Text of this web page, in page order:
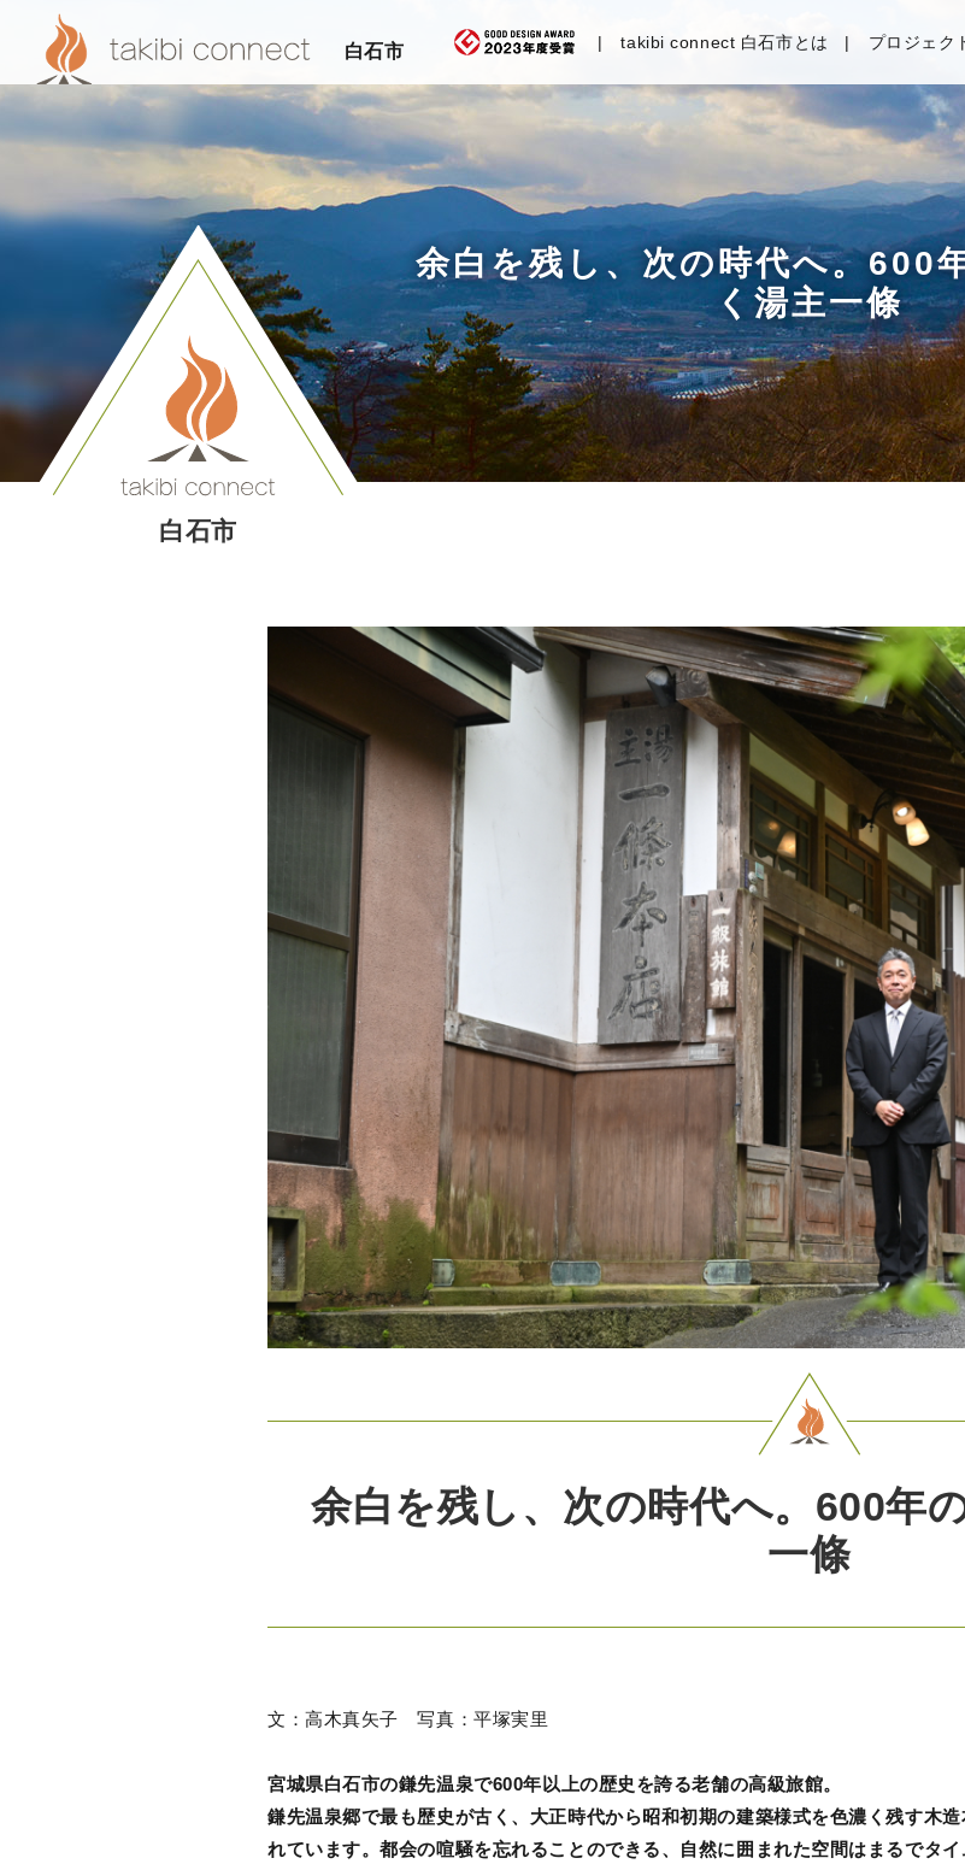
白石市 takibi connect 白石市とは プロジェク
白石市
余白を残し、次の時代へ。600
く湯主一條
余白を残し、次の時代へ。600年
一條
文：高木真矢子 写真：平塚実里
宮城県白石市の鎌先温泉で600年以上の歴史を誇る老舗の高級旅館。
鎌先温泉郷で最も歴史が古く、大正時代から昭和初期の建築様式を色濃く残す木
れています。都会の喧騒を忘れることのできる、自然に囲まれた空間はまるでタ